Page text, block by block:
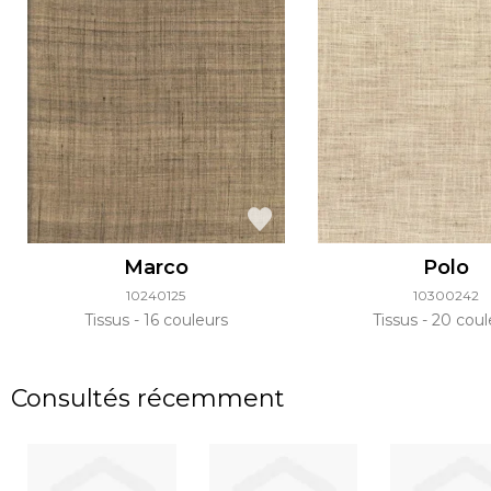
Marco
10240125
Tissus 16 couleurs
Polo
10300242
Tissus 20
Consultés récemment